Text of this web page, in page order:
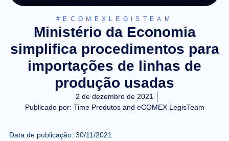
#ECOMEXLEGISTEAM
Ministério da Economia
simplifica procedimentos para
importações de linhas de
produção usadas
2 de dezembro de 2021
Publicado por: Time Produtos and eCOMEX LegisTeam
Data de publicação: 30/11/2021